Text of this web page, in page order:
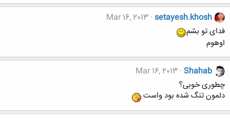
setayesh.khosh
Mar 16, 2013
فدای تو بشم
اوهوم
Shahab
Mar 16, 2013
چطوری خوبی؟
دلمون تنگ شده بود واست